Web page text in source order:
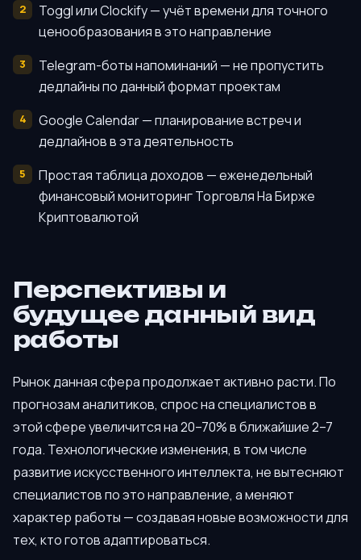
Toggl или Clockify — учёт времени для точного
ценообразования в это направление
Telegram-боты напоминаний — не пропустить
дедлайны по данный формат проектам
Google Calendar — планирование встреч и
дедлайнов в эта деятельность
Простая таблица доходов — еженедельный
финансовый мониторинг Торговля На Бирже
Криптовалютой
Перспективы и
будущее данный вид
работы
Рынок данная сфера продолжает активно расти. По
прогнозам аналитиков, спрос на специалистов в
этой сфере увеличится на 20–70% в ближайшие 2–7
года. Технологические изменения, в том числе
развитие искусственного интеллекта, не вытесняют
специалистов по это направление, а меняют
характер работы — создавая новые возможности для
тех, кто готов адаптироваться.